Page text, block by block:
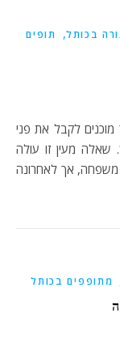
בכותל,
תופים
שאלה מעין זו עולה
משפחה, אך לאחרונה
מתופפים בכותל